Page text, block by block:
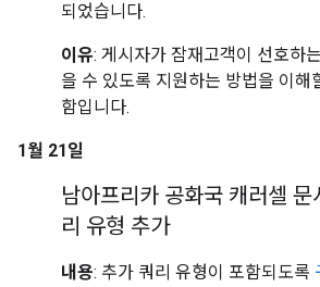
되었습니다.
이유: 게시자가 잠재고객이 선호하
을 수 있도록 지원하는 방법을 이해
함입니다.
1월 21일
남아프리카 공화국 캐러셀 문
리 유형 추가
내용: 추가 쿼리 유형이 포함되도록